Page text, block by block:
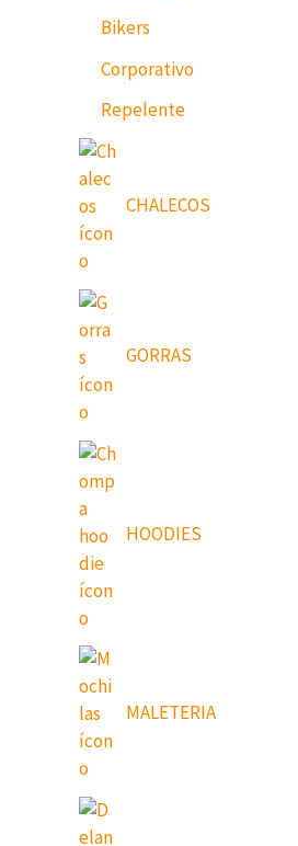
Bikers
Corporativo
Repelente
CHALECOS
GORRAS
HOODIES
MALETERIA